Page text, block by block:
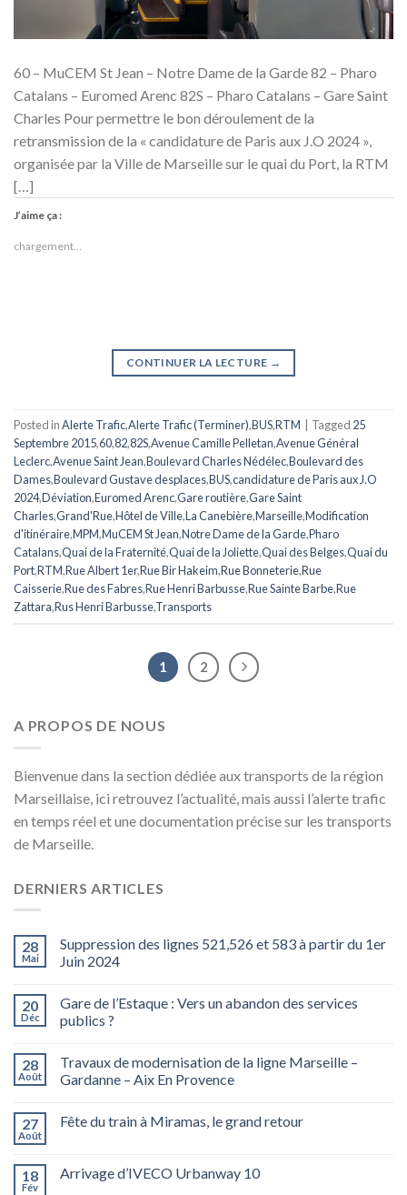
60 – MuCEM St Jean – Notre Dame de la Garde 82 – Pharo
Catalans – Euromed Arenc 82S – Pharo Catalans – Gare Saint
Charles Pour permettre le bon déroulement de la
retransmission de la « candidature de Paris aux J.O 2024 »,
organisée par la Ville de Marseille sur le quai du Port, la RTM
[…]
J’aime ça :
chargement…
CONTINUER LA LECTURE →
Posted inAlerte Trafic,Alerte Trafic (Terminer),BUS,RTM Tagged 25
Septembre 2015,60,82,82S,Avenue Camille Pelletan,Avenue Général
Leclerc,Avenue Saint Jean,Boulevard Charles Nédélec,Boulevard des
Dames,Boulevard Gustave desplaces,BUS,candidature de Paris aux J.O
2024,Déviation,Euromed Arenc,Gare routière,Gare Saint
Charles,Grand'Rue,Hôtel de Ville,La Canebière,Marseille,Modification
d'itinéraire,MPM,MuCEM St Jean,Notre Dame de la Garde,Pharo
Catalans,Quai de la Fraternité,Quai de la Joliette,Quai des Belges,Quai du
Port,RTM,Rue Albert 1er,Rue Bir Hakeim,Rue Bonneterie,Rue
Caisserie,Rue des Fabres,Rue Henri Barbusse,Rue Sainte Barbe,Rue
Zattara,Rus Henri Barbusse,Transports
1 2
A PROPOS DE NOUS
Bienvenue dans la section dédiée aux transports de la région
Marseillaise, ici retrouvez l’actualité, mais aussi l’alerte trafic
en temps réel et une documentation précise sur les transports
de Marseille.
DERNIERS ARTICLES
28
Mai
Suppression des lignes 521,526 et 583 à partir du 1er
Juin 2024
20
Déc
Gare de l’Estaque : Vers un abandon des services
publics ?
28
Août
Travaux de modernisation de la ligne Marseille –
Gardanne – Aix En Provence
27
Août
Fête du train à Miramas, le grand retour
18
Fév
Arrivage d’IVECO Urbanway 10